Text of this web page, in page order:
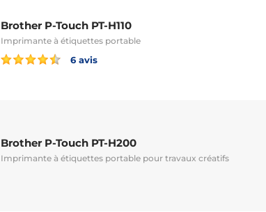
Brother P-Touch PT-H110
Imprimante à étiquettes portable
6 avis
Brother P-Touch PT-H200
Imprimante à étiquettes portable pour travaux créatifs